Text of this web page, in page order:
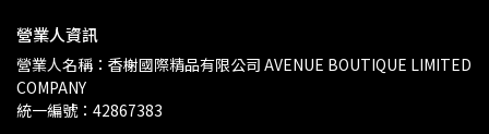
營業人資訊
營業人名稱：香榭國際精品有限公司 AVENUE BOUTIQUE LIMITED
COMPANY
統一編號：42867383